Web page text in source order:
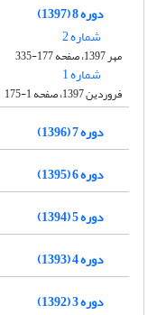
دوره 8 (1397)
شماره 2
مهر 1397، صفحه 177-335
شماره 1
فروردین 1397، صفحه 1-175
دوره 7 (1396)
دوره 6 (1395)
دوره 5 (1394)
دوره 4 (1393)
دوره 3 (1392)